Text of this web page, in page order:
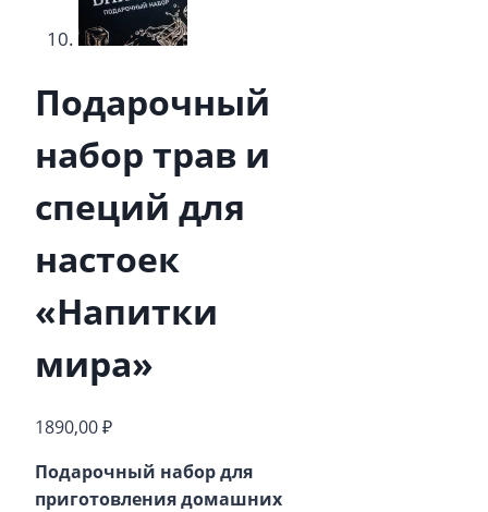
Подарочный
набор трав и
специй для
настоек
«Напитки
мира»
1890,00₽
Подарочный набор для
приготовления домашних